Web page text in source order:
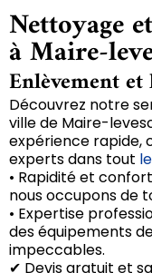
Nettoyage
à Maire-
Enlèvement
Découvrez notre
ville de Maire-
expérience rapide,
experts dans tout
• Rapidité et
nous occupons de
• Expertise
des équipements
impeccables.
✔ Devis gratuit et